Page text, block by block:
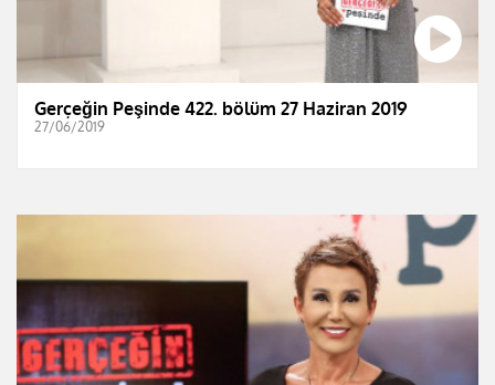
Gerçeğin Peşinde 422. bölüm 27 Haziran 2019
27/06/2019